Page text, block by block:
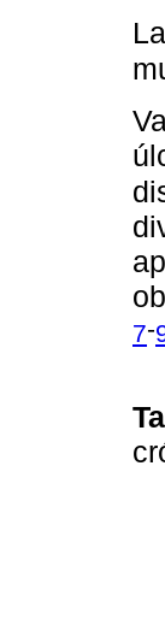
7-